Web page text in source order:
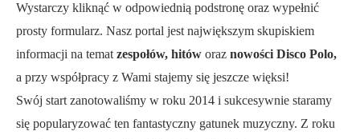
Wystarczy kliknąć w odpowiednią podstronę oraz wypełnić
prosty formularz. Nasz portal jest największym skupiskiem
informacji na temat zespołów, hitów oraz nowości Disco Polo,
a przy współpracy z Wami stajemy się jeszcze więksi!
Swój start zanotowaliśmy w roku 2014 i sukcesywnie staramy
się popularyzować ten fantastyczny gatunek muzyczny. Z roku